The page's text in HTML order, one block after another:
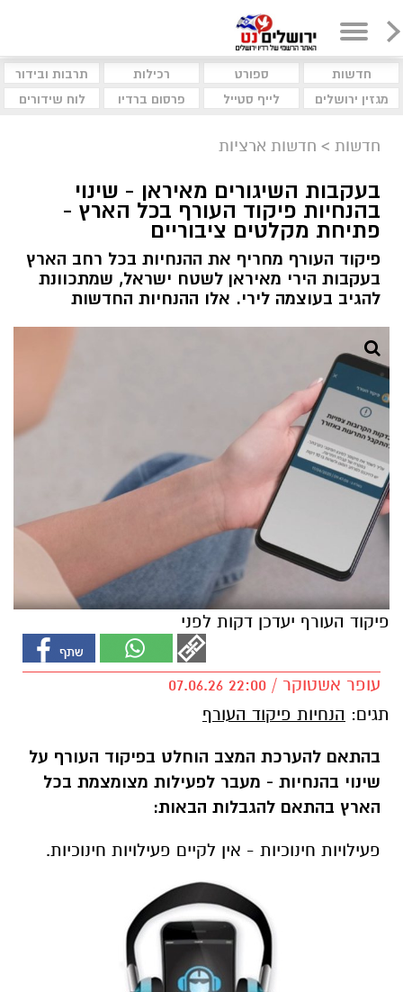
חדשות ספורט רכילות
תרבות ובידור
מגזין ירושלים
לייף סטייל פרסום ברדיו לוח שידורים
חדשות > חדשות ארציות
בעקבות השיגורים מאיראן - שינוי
בהנחיות פיקוד העורף בכל הארץ -
פתיחת מקלטים ציבוריים
פיקוד העורף מחריף את ההנחיות בכל רחב הארץ
בעקבות הירי מאיראן לשטח ישראל, שמתכוונת
להגיב בעוצמה לירי. אלו ההנחיות החדשות
פיקוד העורף יעדכן דקות לפני
עופר אשטוקר / 22:00 07.06.26
תגים: הנחיות פיקוד העורף
בהתאם להערכת המצב הוחלט בפיקוד העורף על
שינוי בהנחיות - מעבר לפעילות מצומצמת בכל
הארץ בהתאם להגבלות הבאות:
פעילויות חינוכיות - אין לקיים פעילויות חינוכיות.